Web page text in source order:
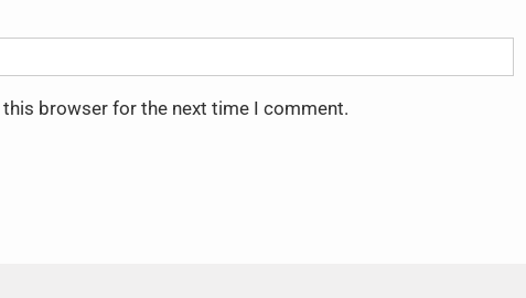
this browser for the next time I comment.